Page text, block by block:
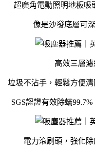
超廣角電動照明地板吸
像是沙發底層可
高效三層
垃圾不沾手，輕鬆方便
SGS認證有效除蟎
電力滾刷頭，強化